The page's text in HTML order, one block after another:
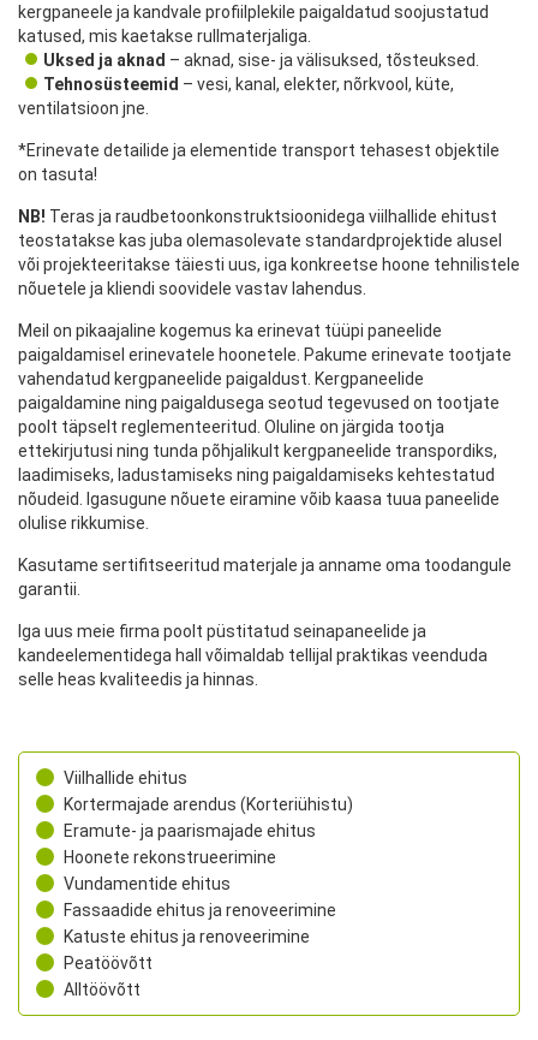
kergpaneele ja kandvale profiilplekile paigaldatud soojustatud
katused, mis kaetakse rullmaterjaliga.
Uksed ja aknad – aknad, sise- ja välisuksed, tõsteuksed.
Tehnosüsteemid – vesi, kanal, elekter, nõrkvool, küte,
ventilatsioon jne.
*Erinevate detailide ja elementide transport tehasest objektile
on tasuta!
NB! Teras ja raudbetoonkonstruktsioonidega viilhallide ehitust
teostatakse kas juba olemasolevate standardprojektide alusel
või projekteeritakse täiesti uus, iga konkreetse hoone tehnilistele
nõuetele ja kliendi soovidele vastav lahendus.
Meil on pikaajaline kogemus ka erinevat tüüpi paneelide
paigaldamisel erinevatele hoonetele. Pakume erinevate tootjate
vahendatud kergpaneelide paigaldust. Kergpaneelide
paigaldamine ning paigaldusega seotud tegevused on tootjate
poolt täpselt reglementeeritud. Oluline on järgida tootja
ettekirjutusi ning tunda põhjalikult kergpaneelide transpordiks,
laadimiseks, ladustamiseks ning paigaldamiseks kehtestatud
nõudeid. Igasugune nõuete eiramine võib kaasa tuua paneelide
olulise rikkumise.
Kasutame sertifitseeritud materjale ja anname oma toodangule
garantii.
Iga uus meie firma poolt püstitatud seinapaneelide ja
kandeelementidega hall võimaldab tellijal praktikas veenduda
selle heas kvaliteedis ja hinnas.
Viilhallide ehitus
Kortermajade arendus (Korteriühistu)
Eramute- ja paarismajade ehitus
Hoonete rekonstrueerimine
Vundamentide ehitus
Fassaadide ehitus ja renoveerimine
Katuste ehitus ja renoveerimine
Peatöövõtt
Alltöövõtt